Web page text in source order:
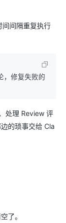
间隔重复执行
修复失败的
处理 Review 评
的琐事交给 Cla
了。